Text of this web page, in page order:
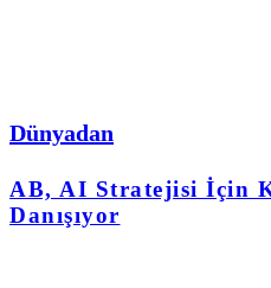
Dünyadan
AB, AI Stratejisi İçin
Danışıyor